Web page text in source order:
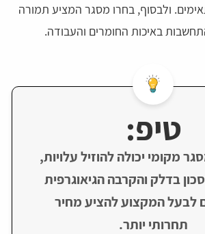
ולבסוף, בחרו מסגר המציע תמורה
באיכות החומרים והעבודה.
טיפ:
מקומי יכולה להוזיל עלויות,
בדלק והקרבה הגיאוגרפית
לבעל המקצוע להציע מחיר
תחרותי יותר.